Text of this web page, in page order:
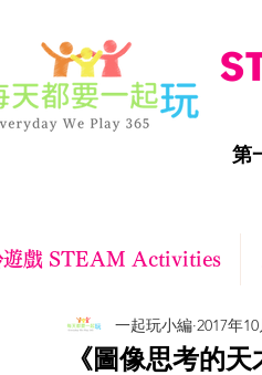
第
遊戲 STEAM Activities
《圖像思考的
一起玩小編 2017年